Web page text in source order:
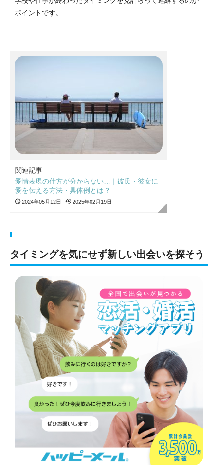
ポイントです。
関連記事
愛情表現の仕方が分からない…｜彼氏・彼女に
愛を伝える方法・具体例とは？
2024年05月12日 2025年02月19日
タイミングを気にせず新しい出会いを探そう